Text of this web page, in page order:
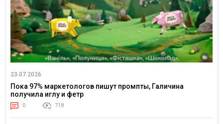
23.07.2026
Пока 97% маркетологов пишут промпты, Галичина
получила иглу и фетр
0 718